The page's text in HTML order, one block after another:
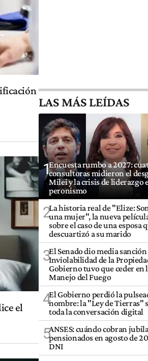
el
LAS MÁS LEÍDAS
1Encuesta rumbo a 2027:
consultoras midieron el
Milei y la crisis de liderazgo
peronismo
2La historia real de "Elize:
una mujer", la nueva
sobre el caso de una esposa
descuartizó a su marido
3El Senado dio media sanción
Inviolabilidad de la
Gobierno tuvo que ceder en
Manejo del Fuego
4El Gobierno perdió la
nombre: la "Ley de Tierras"
toda la conversación digital
5ANSES: cuándo cobran
pensionados en agosto de
DNI